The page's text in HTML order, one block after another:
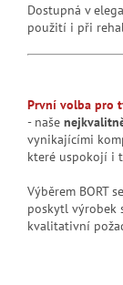
Dostupná v
použití i při
První volba pro
- naše
vynikajícími
které uspokojí i
Výběrem BORT
poskytl výrobek
kvalitativní